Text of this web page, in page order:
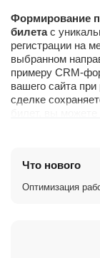
Формирование
билетас
регистрации на
выбранном
примеру CRM-
вашего сайта
сделке
билет, вы
своих
браузере)
Что нового
Оптимизация